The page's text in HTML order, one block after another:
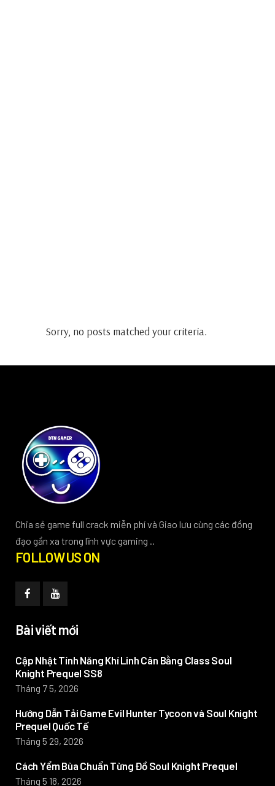
Sorry, no posts matched your criteria.
Chia sẻ game full crack miễn phí và Giao lưu cùng các đồng
đạo gần xa trong lĩnh vực gaming ..
FOLLOW US ON
Bài viết mới
Cập Nhật Tính Năng Khí Linh Cân Bằng Class Soul
Knight Prequel SS8
Tháng 7 5, 2026
Hướng Dẫn Tải Game Evil Hunter Tycoon và Soul Knight
Prequel Quốc Tế
Tháng 5 29, 2026
Cách Yểm Bùa Chuẩn Từng Đồ Soul Knight Prequel
Tháng 5 18, 2026